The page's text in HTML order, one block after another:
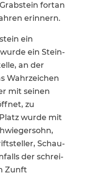
fortan
erinnern.
ein
ein Stein­
an der
Wahrzei­chen
mit seinen
zu
wurde mit
Schau­
der schrei­
Zunft